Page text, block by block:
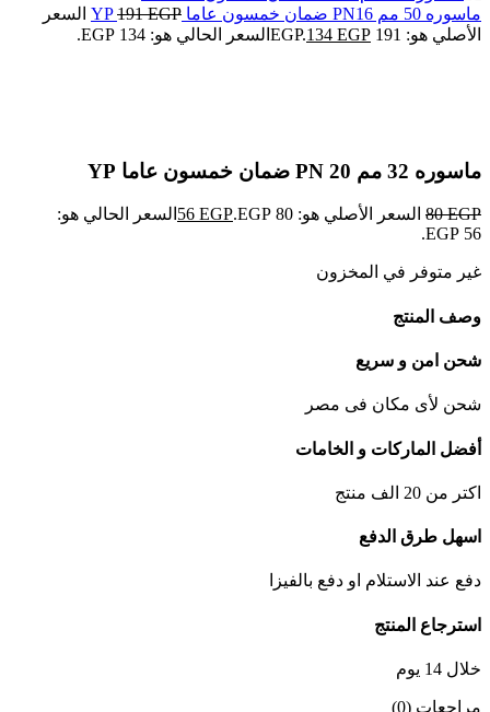
ماسوره 50 مم PN16 ضمان خمسون عاما YP 191EGP
السعر
الأصلي هو: 191 EGP.
134 EGP
السعر الحالي هو: 134 EGP.
ماسوره 32 مم PN 20 ضمان خمسون عاما YP
80EGP السعر الأصلي هو: 80 EGP. 56 EGP
السعر الحالي هو:
56 EGP.
غير متوفر في المخزون
وصف المنتج
شحن امن و سريع
شحن لأى مكان فى مصر
أفضل الماركات و الخامات
اكتر من 20 الف منتج
اسهل طرق الدفع
دفع عند الاستلام او دفع بالفيزا
استرجاع المنتج
خلال 14 يوم
مراجعات (0)